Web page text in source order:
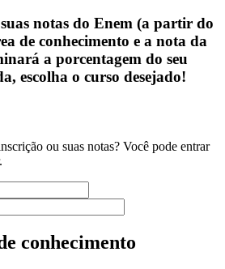
notas do Enem (a partir do
de conhecimento e a nota da
a porcentagem do seu
escolha o curso desejado!
ou suas notas? Você pode entrar
conhecimento